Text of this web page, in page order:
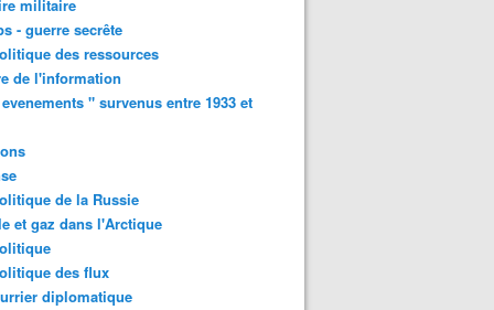
militaire
- guerre secrête
des ressources
de l'information
" survenus entre 1933 et
de la Russie
et gaz dans l'Arctique
des flux
diplomatique